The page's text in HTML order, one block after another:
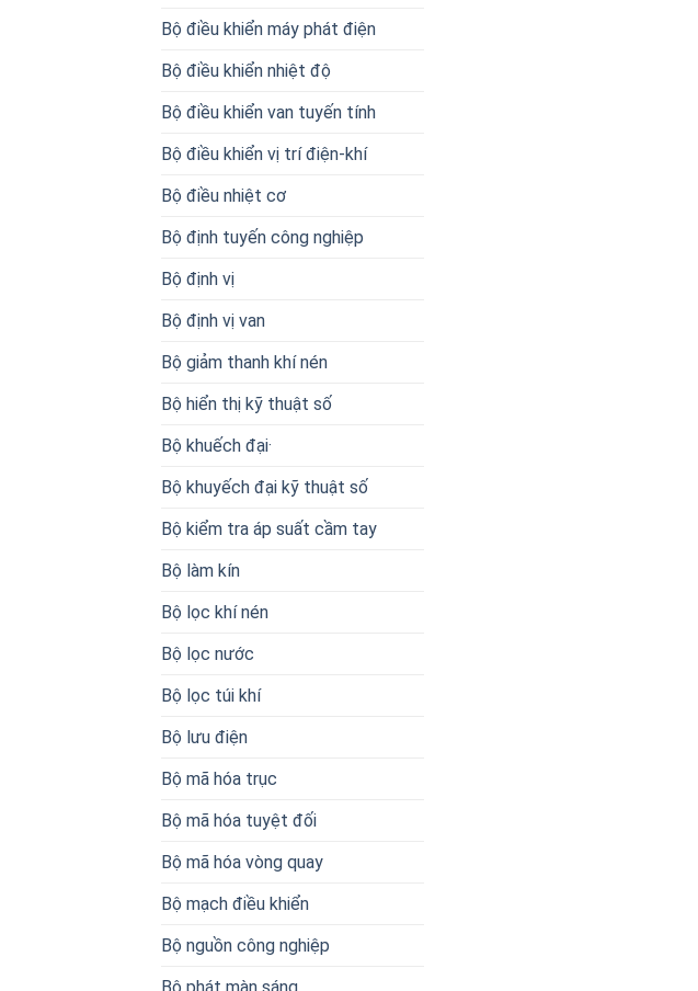
Bộ điều khiển máy phát điện
Bộ điều khiển nhiệt độ
Bộ điều khiển van tuyến tính
Bộ điều khiển vị trí điện-khí
Bộ điều nhiệt cơ
Bộ định tuyến công nghiệp
Bộ định vị
Bộ định vị van
Bộ giảm thanh khí nén
Bộ hiển thị kỹ thuật số
Bộ khuếch đại·
Bộ khuyếch đại kỹ thuật số
Bộ kiểm tra áp suất cầm tay
Bộ làm kín
Bộ lọc khí nén
Bộ lọc nước
Bộ lọc túi khí
Bộ lưu điện
Bộ mã hóa trục
Bộ mã hóa tuyệt đối
Bộ mã hóa vòng quay
Bộ mạch điều khiển
Bộ nguồn công nghiệp